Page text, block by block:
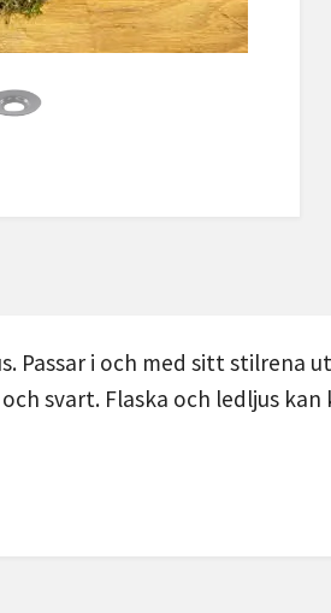
Passar i och med sitt stilrena
svart. Flaska och ledljus